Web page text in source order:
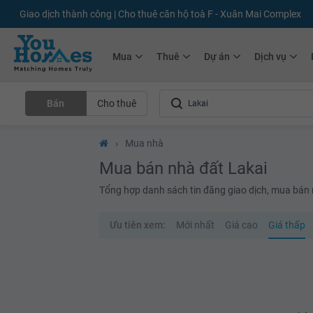
Giao dịch thành công | Cho thuê căn hộ toà F - Xuân Mai Complex
Mua Thuê Dự án Dịch vụ
Bán Cho thuê
› Mua nhà
Mua bán nhà đất Lakai
Tổng hợp danh sách tin đăng giao dịch, mua
Ưu tiên xem: Mới nhất Giá cao Giá thấp